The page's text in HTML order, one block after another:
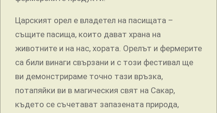
Царският орел е владетел на пасищата –
същите пасища, които дават храна на
животните и на нас, хората. Орелът и фермерите
са били винаги свързани и с този фестивал ще
ви демонстрираме точно тази връзка,
потапяйки ви в магическия свят на Сакар,
където се съчетават запазената природа,